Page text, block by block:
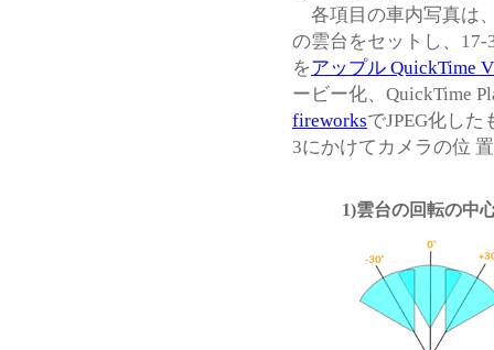
各項目の車内写真は
の雲台をセットし、17-
をアップル QuickTime
ービー化、QuickTime
fireworksでJPEG化し
3にかけてカメラの位
1)雲台の回転の中